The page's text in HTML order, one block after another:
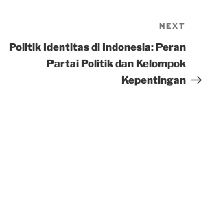
Post
NEXT
Politik Identitas di Indonesia: Peran
Partai Politik dan Kelompok
Kepentingan